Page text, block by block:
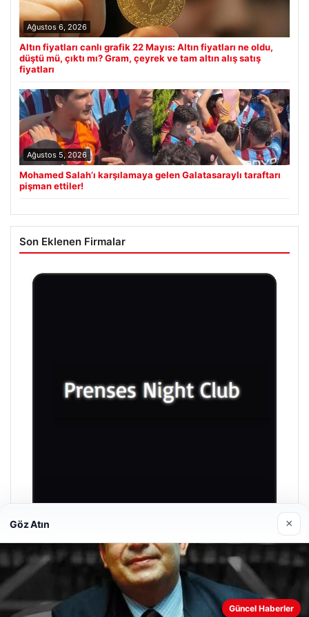
Ağustos 6, 2026
Altın fiyatları canlı grafik 22 Mayıs: Altın fiyatları ne oldu,
düştü mü, çıktı mı? Gram, çeyrek ve tam altın alış satış
fiyatları
Ağustos 5, 2026
Mohamed Salah’ı karşılamaya gelen Galatasaraylı taraftarı
pişman ettiler!
Son Eklenen Firmalar
Prenses Night Club
Nisan 29, 2026
Göz Atın ×
Güncel Haberler